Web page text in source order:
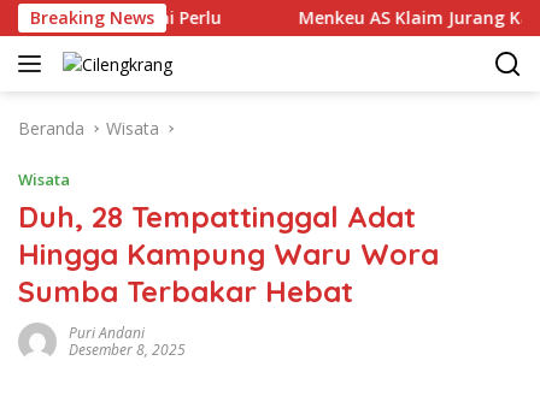
Langsung
ke
konten
Breaking News
Dinilai Perlu Menkeu AS Klaim Jurang Kaya-
Beranda Wisata
Wisata
Duh, 28 Tempattinggal Adat
Hingga Kampung Waru Wora
Sumba Terbakar Hebat
Puri Andani
Desember 8, 2025